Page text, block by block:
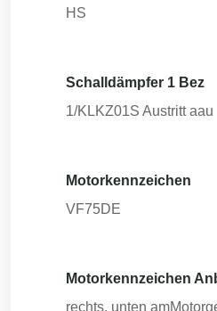
HS
Schalldämpfer 1 Bez
1/KLKZ01S Austritt aau
Motorkennzeichen
VF75DE
Motorkennzeichen
rechts, unten